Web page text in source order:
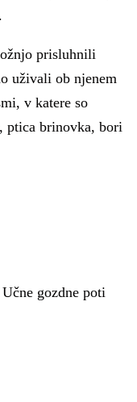
prisluhnili
uživali ob njenem
v katere so
ptica brinovka, bori
gozdne poti